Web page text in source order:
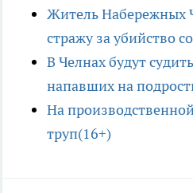
Житель Набережных
стражу за убийство
В Челнах будут
напавших на
На
труп(16+)